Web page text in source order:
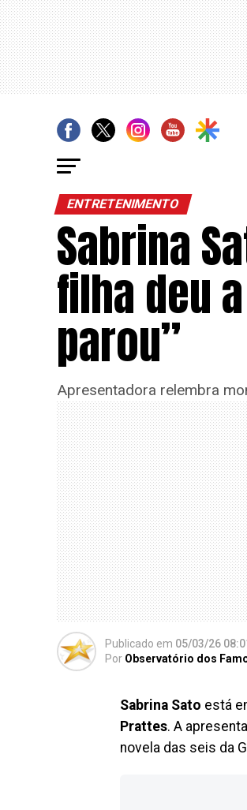
ENTRETENIMENTO
Sabrina
filha deu
parou”
Apresentadora relembra
Publicado em 05/03/26
Por Observatório dos
Sabrina Sato está
Prattes. A
novela das seis da